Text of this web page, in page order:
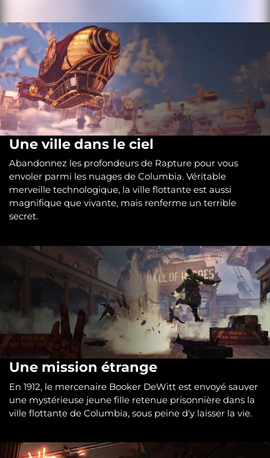
Une ville dans le ciel
Abandonnez les profondeurs de Rapture pour vous
envoler parmi les nuages de Columbia. Véritable
merveille technologique, la ville flottante est aussi
magnifique que vivante, mais renferme un terrible
secret.
Une mission étrange
En 1912, le mercenaire Booker DeWitt est envoyé sauver
une mystérieuse jeune fille retenue prisonnière dans la
ville flottante de Columbia, sous peine d'y laisser la vie.